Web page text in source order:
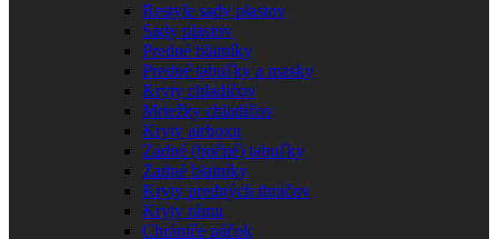
Restyle sady plastov
Sady plastov
Predné blatníky
Predné tabuľky a masky
Kryty chladičov
Mriežky chladičov
Kryty airboxu
Zadné (bočné) tabuľky
Zadné blatníky
Kryty predných tlmičov
Kryty rámu
Chrániče páčok